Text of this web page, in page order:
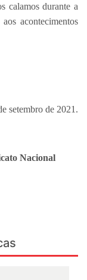
calamos durante a
acontecimentos
setembro de 2021.
Nacional